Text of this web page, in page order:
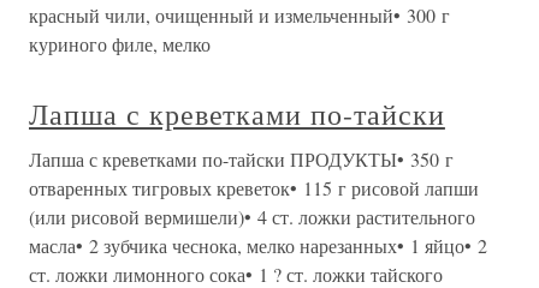
красный чили, очищенный и измельченный• 300 г
куриного филе, мелко
Лапша с креветками по-тайски
Лапша с креветками по-тайски ПРОДУКТЫ• 350 г
отваренных тигровых креветок• 115 г рисовой лапши
(или рисовой вермишели)• 4 ст. ложки растительного
масла• 2 зубчика чеснока, мелко нарезанных• 1 яйцо• 2
ст. ложки лимонного сока• 1 ? ст. ложки тайского